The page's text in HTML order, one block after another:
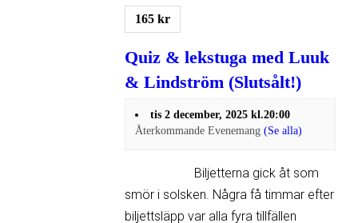
165 kr
Quiz & lekstuga med Luuk
& Lindström (Slutsålt!)
tis 2 december, 2025 kl.20:00
Återkommande Evenemang (Se alla)
Biljetterna gick åt som
smör i solsken. Några få timmar efter
biljettsläpp var alla fyra tillfällen